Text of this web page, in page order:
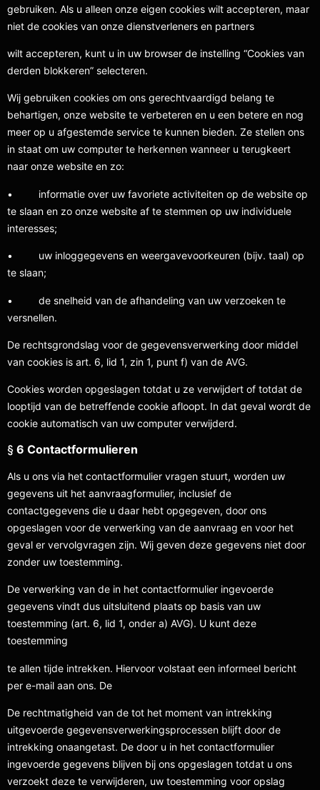
gebruiken. Als u alleen onze eigen cookies wilt accepteren, maar
niet de cookies van onze dienstverleners en partners
wilt accepteren, kunt u in uw browser de instelling “Cookies van
derden blokkeren” selecteren.
Wij gebruiken cookies om ons gerechtvaardigd belang te
behartigen, onze website te verbeteren en u een betere en nog
meer op u afgestemde service te kunnen bieden. Ze stellen ons
in staat om uw computer te herkennen wanneer u terugkeert
naar onze website en zo:
• informatie over uw favoriete activiteiten op de website op
te slaan en zo onze website af te stemmen op uw individuele
interesses;
• uw inloggegevens en weergavevoorkeuren (bijv. taal) op
te slaan;
• de snelheid van de afhandeling van uw verzoeken te
versnellen.
De rechtsgrondslag voor de gegevensverwerking door middel
van cookies is art. 6, lid 1, zin 1, punt f) van de AVG.
Cookies worden opgeslagen totdat u ze verwijdert of totdat de
looptijd van de betreffende cookie afloopt. In dat geval wordt de
cookie automatisch van uw computer verwijderd.
§ 6 Contactformulieren
Als u ons via het contactformulier vragen stuurt, worden uw
gegevens uit het aanvraagformulier, inclusief de
contactgegevens die u daar hebt opgegeven, door ons
opgeslagen voor de verwerking van de aanvraag en voor het
geval er vervolgvragen zijn. Wij geven deze gegevens niet door
zonder uw toestemming.
De verwerking van de in het contactformulier ingevoerde
gegevens vindt dus uitsluitend plaats op basis van uw
toestemming (art. 6, lid 1, onder a) AVG). U kunt deze
toestemming
te allen tijde intrekken. Hiervoor volstaat een informeel bericht
per e-mail aan ons. De
De rechtmatigheid van de tot het moment van intrekking
uitgevoerde gegevensverwerkingsprocessen blijft door de
intrekking onaangetast. De door u in het contactformulier
ingevoerde gegevens blijven bij ons opgeslagen totdat u ons
verzoekt deze te verwijderen, uw toestemming voor opslag